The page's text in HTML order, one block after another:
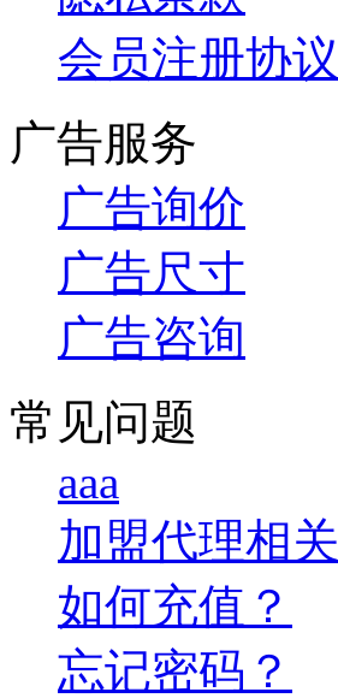
会员注册协议
广告服务
广告询价
广告尺寸
广告咨询
常见问题
aaa
加盟代理相关
如何充值？
忘记密码？